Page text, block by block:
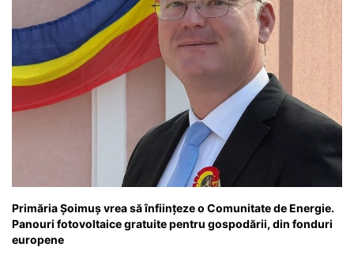
Primăria Șoimuș vrea să înființeze o Comunitate de Energie.
Panouri fotovoltaice gratuite pentru gospodării, din fonduri
europene